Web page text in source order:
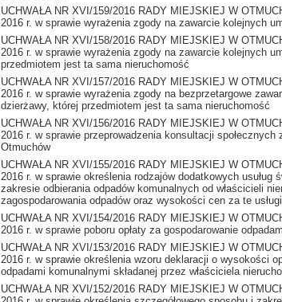
UCHWAŁA NR XVI/159/2016 RADY MIEJSKIEJ W
2016 r. w sprawie wyrażenia zgody na zawarcie kolejnych
UCHWAŁA NR XVI/158/2016 RADY MIEJSKIEJ W
2016 r. w sprawie wyrażenia zgody na zawarcie kolejnych
przedmiotem jest ta sama nieruchomość
UCHWAŁA NR XVI/157/2016 RADY MIEJSKIEJ W
2016 r. w sprawie wyrażenia zgody na bezprzetargowe
dzierżawy, której przedmiotem jest ta sama nieruchomość
UCHWAŁA NR XVI/156/2016 RADY MIEJSKIEJ W
2016 r. w sprawie przeprowadzenia konsultacji
Otmuchów
UCHWAŁA NR XVI/155/2016 RADY MIEJSKIEJ W
2016 r. w sprawie określenia rodzajów dodatkowych usuług
zakresie odbierania odpadów komunalnych od właścicieli
zagospodarowania odpadów oraz wysokości cen za te usługi
UCHWAŁA NR XVI/154/2016 RADY MIEJSKIEJ W
2016 r. w sprawie poboru opłaty za gospodarowanie
UCHWAŁA NR XVI/153/2016 RADY MIEJSKIEJ W
2016 r. w sprawie określenia wzoru deklaracji o wysokości
odpadami komunalnymi składanej przez właściciela
UCHWAŁA NR XVI/152/2016 RADY MIEJSKIEJ W